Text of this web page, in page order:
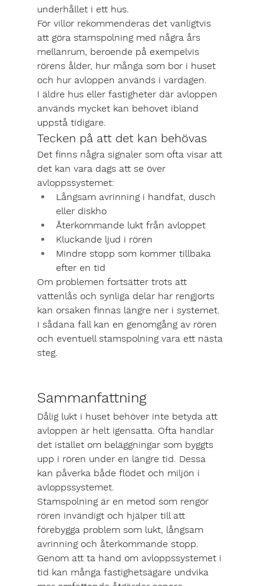
underhållet i ett hus.
För villor rekommenderas det vanligtvis
att göra stamspolning med några års
mellanrum, beroende på exempelvis
rörens ålder, hur många som bor i huset
och hur avloppen används i vardagen.
I äldre hus eller fastigheter där avloppen
används mycket kan behovet ibland
uppstå tidigare.
Tecken på att det kan behövas
Det finns några signaler som ofta visar att
det kan vara dags att se över
avloppssystemet:
Långsam avrinning i handfat, dusch
eller diskho
Återkommande lukt från avloppet
Kluckande ljud i rören
Mindre stopp som kommer tillbaka
efter en tid
Om problemen fortsätter trots att
vattenlås och synliga delar har rengjorts
kan orsaken finnas längre ner i systemet.
I sådana fall kan en genomgång av rören
och eventuell stamspolning vara ett nästa
steg.
Sammanfattning
Dålig lukt i huset behöver inte betyda att
avloppen är helt igensatta. Ofta handlar
det istället om beläggningar som byggts
upp i rören under en längre tid. Dessa
kan påverka både flödet och miljön i
avloppssystemet.
Stamspolning är en metod som rengör
rören invändigt och hjälper till att
förebygga problem som lukt, långsam
avrinning och återkommande stopp.
Genom att ta hand om avloppssystemet i
tid kan många fastighetsägare undvika